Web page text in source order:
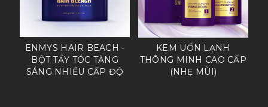
ENMYS HAIR BEACH -
BỘT TẨY TÓC TĂNG
SÁNG NHIỀU CẤP ĐỘ
KEM UỐN LẠNH
THÔNG MINH CAO CẤP
(NHẸ MÙI)